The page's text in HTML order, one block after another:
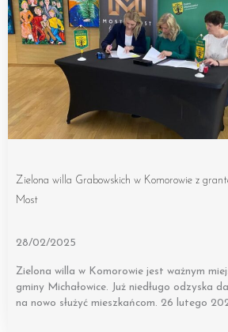
Zielona willa Grabowskich w Komorowie z
Most
28/02/2025
Zielona willa w Komorowie jest ważnym
gminy Michałowice. Już niedługo odzyska
na nowo służyć mieszkańcom. 26 lutego